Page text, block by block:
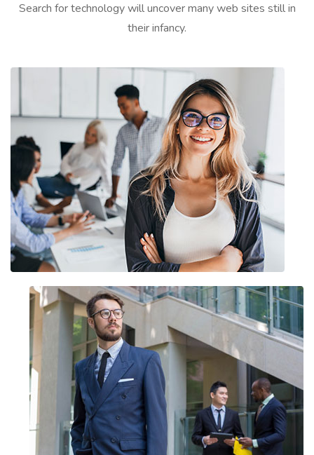
Search for technology will uncover many web sites still in
their infancy.